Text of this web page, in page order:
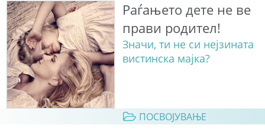
Раѓањето дете не ве
прави родител!
Значи, ти не си нејзината
вистинска мајка?
ПОСВОЈУВАЊЕ